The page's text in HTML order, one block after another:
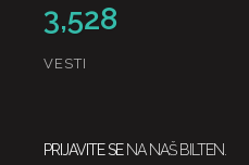
3,528
VESTI
PRIJAVITE SENA NAŠ BILTEN.